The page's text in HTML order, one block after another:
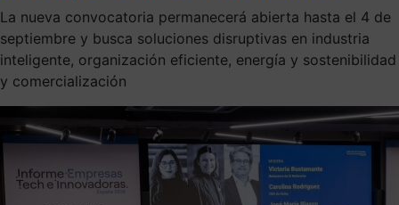
La nueva convocatoria permanecerá abierta hasta el 4 de
septiembre y busca soluciones disruptivas en industria
inteligente, organización eficiente, energía y sostenibilidad
y comercialización